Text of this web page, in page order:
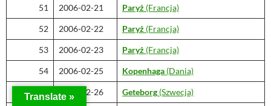
51 2006-02-21 Paryż (Francja)
52 2006-02-22 Paryż (Francja)
53 2006-02-23 Paryż (Francja)
54 2006-02-25 Kopenhaga (Dania)
55 2006-02-26 Geteborg (Szwecja)
Translate »